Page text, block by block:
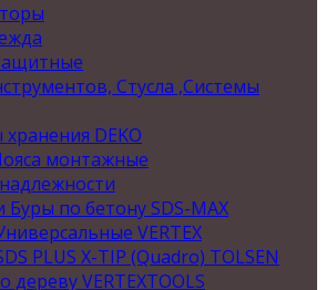
Стусла ,Системы
DEKO
монтажные
Буры по бетону SDS-MAX
VERTEX
PLUS X-TIP (Quadro) TOLSEN
дереву VERTEXTOOLS